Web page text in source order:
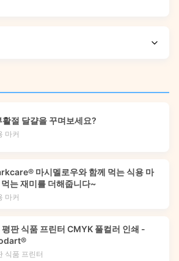
하고 창의적인 케이크 장식을 위해
주며 전문가 및 DIY 사용을 위한 안전
션을 강조합니다.
절 달걀을 꾸며보세요?
마커
마시멜로우와 함께 먹는 식용 마
먹는 재미를 더해줍니다~
마커
판 식품 프린터 CMYK 풀컬러 인쇄 -
식품 프린터